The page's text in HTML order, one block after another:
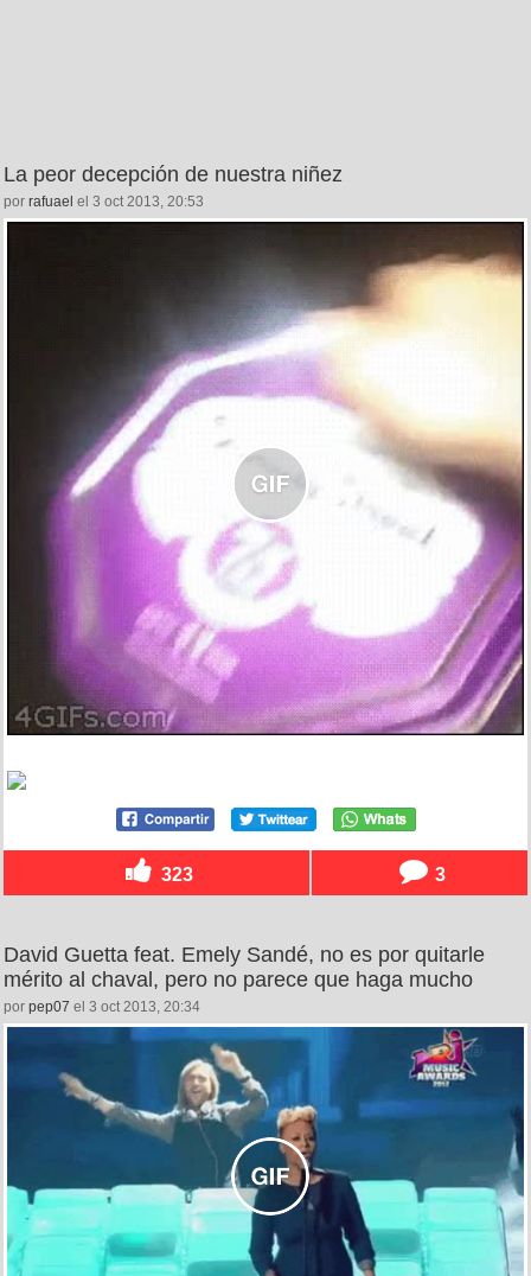
La peor decepción de nuestra niñez
por rafuael el 3 oct 2013, 20:53
323 3
David Guetta feat. Emely Sandé, no es por quitarle
mérito al chaval, pero no parece que haga mucho
por pep07 el 3 oct 2013, 20:34